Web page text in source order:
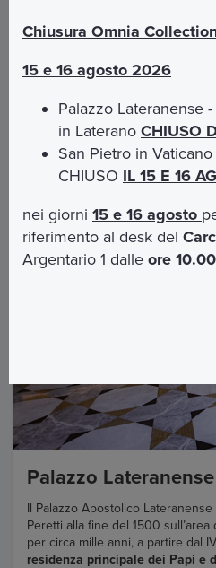
Punti di interesse
Palazzo Lateranense
Il Palazzo Apostolico
Peretti alla fine del 1500 sull’area
per circa mille anni, a partire dal
residenza principale dei Papi e
Chiusura Omnia
15 e 16 agosto 2026
Palazzo Lateranense
in LateranoCHIUSO
San Pietro in
CHIUSO IL 15 E 16
nei giorni15 e 16 agosto
riferimento al desk del
Argentario 1 dalleore